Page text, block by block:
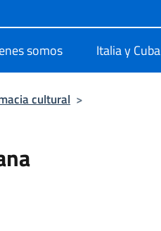
somos Italia y Cuba
cultural >